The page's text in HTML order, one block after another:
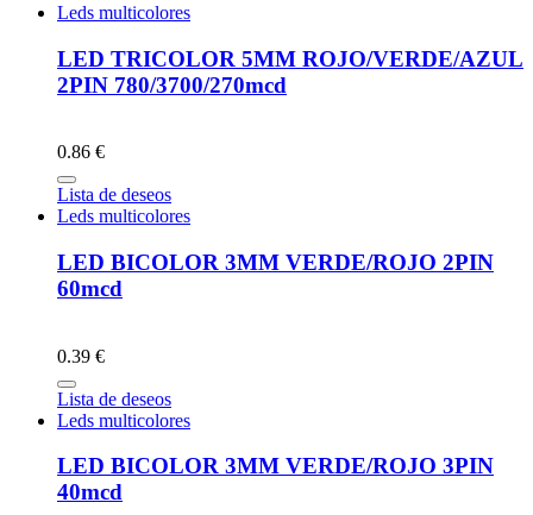
Leds multicolores
LED TRICOLOR 5MM ROJO/VERDE/AZUL
2PIN 780/3700/270mcd
0.86 €
Lista de deseos
Leds multicolores
LED BICOLOR 3MM VERDE/ROJO 2PIN
60mcd
0.39 €
Lista de deseos
Leds multicolores
LED BICOLOR 3MM VERDE/ROJO 3PIN
40mcd